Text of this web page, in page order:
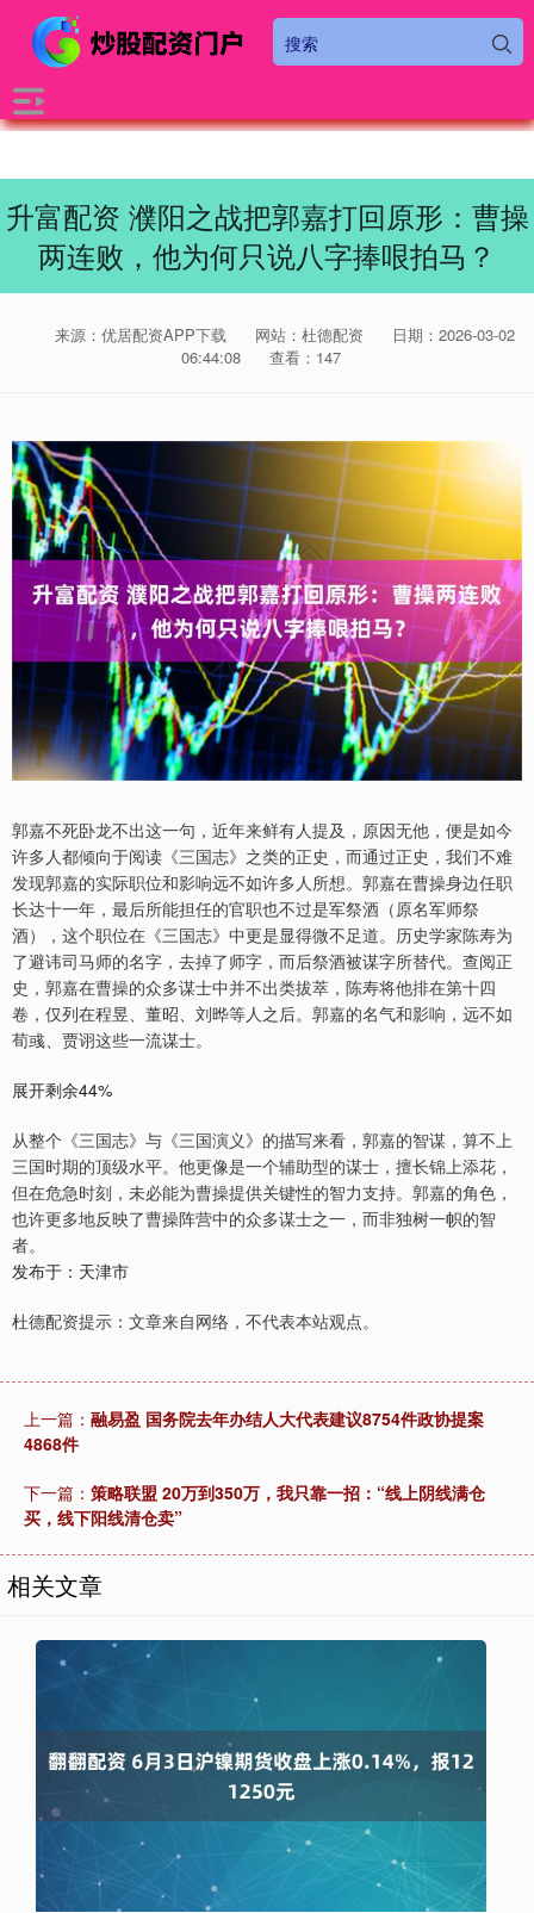
升富配资 濮阳之战把郭嘉打回原形：曹操
两连败，他为何只说八字捧哏拍马？
来源：优居配资APP下载 网站：杜德配资
日期：2026-03-02
06:44:08
查看：147
郭嘉不死卧龙不出这一句，近年来鲜有人提及，原因无他，便是如今
许多人都倾向于阅读《三国志》之类的正史，而通过正史，我们不难
发现郭嘉的实际职位和影响远不如许多人所想。郭嘉在曹操身边任职
长达十一年，最后所能担任的官职也不过是军祭酒（原名军师祭
酒），这个职位在《三国志》中更是显得微不足道。历史学家陈寿为
了避讳司马师的名字，去掉了师字，而后祭酒被谋字所替代。查阅正
史，郭嘉在曹操的众多谋士中并不出类拔萃，陈寿将他排在第十四
卷，仅列在程昱、董昭、刘晔等人之后。郭嘉的名气和影响，远不如
荀彧、贾诩这些一流谋士。
展开剩余44%
从整个《三国志》与《三国演义》的描写来看，郭嘉的智谋，算不上
三国时期的顶级水平。他更像是一个辅助型的谋士，擅长锦上添花，
但在危急时刻，未必能为曹操提供关键性的智力支持。郭嘉的角色，
也许更多地反映了曹操阵营中的众多谋士之一，而非独树一帜的智
者。
发布于：天津市
杜德配资提示：文章来自网络，不代表本站观点。
上一篇： 融易盈 国务院去年办结人大代表建议8754件政协提案
4868件
下一篇： 策略联盟 20万到350万，我只靠一招：“线上阴线满仓
买，线下阳线清仓卖”
相关文章